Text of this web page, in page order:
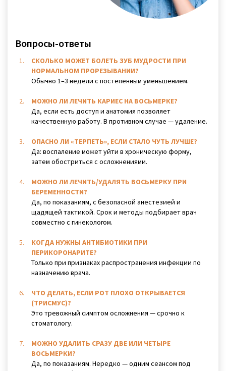
Вопросы-ответы
СКОЛЬКО МОЖЕТ БОЛЕТЬ ЗУБ МУДРОСТИ ПРИ
НОРМАЛЬНОМ ПРОРЕЗЫВАНИИ?
Обычно 1–3 недели с постепенным уменьшением.
МОЖНО ЛИ ЛЕЧИТЬ КАРИЕС НА ВОСЬМЕРКЕ?
Да, если есть доступ и анатомия позволяет
качественную работу. В противном случае — удаление.
ОПАСНО ЛИ «ТЕРПЕТЬ», ЕСЛИ СТАЛО ЧУТЬ ЛУЧШЕ?
Да: воспаление может уйти в хроническую форму,
затем обостриться с осложнениями.
МОЖНО ЛИ ЛЕЧИТЬ/УДАЛЯТЬ ВОСЬМЕРКУ ПРИ
БЕРЕМЕННОСТИ?
Да, по показаниям, с безопасной анестезией и
щадящей тактикой. Срок и методы подбирает врач
совместно с гинекологом.
КОГДА НУЖНЫ АНТИБИОТИКИ ПРИ
ПЕРИКОРОНАРИТЕ?
Только при признаках распространения инфекции по
назначению врача.
ЧТО ДЕЛАТЬ, ЕСЛИ РОТ ПЛОХО ОТКРЫВАЕТСЯ
(ТРИСМУС)?
Это тревожный симптом осложнения — срочно к
стоматологу.
МОЖНО УДАЛИТЬ СРАЗУ ДВЕ ИЛИ ЧЕТЫРЕ
ВОСЬМЕРКИ?
Да, по показаниям. Нередко — одним сеансом под